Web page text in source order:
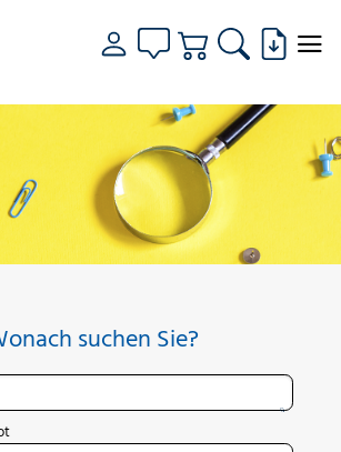
suchen Sie?